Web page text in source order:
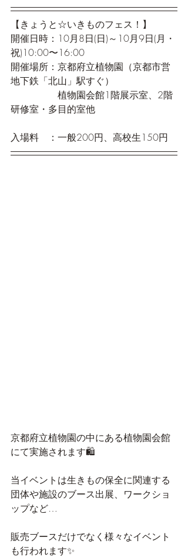
【きょうと☆いきものフェス！】
開催日時：10月8日(日)～10月9日(月・
祝)10:00〜16:00
開催場所：京都府立植物園（京都市営
地下鉄「北山」駅すぐ）
植物園会館1階展示室、2階
研修室・多目的室他
入場料　：一般200円、高校生150円
京都府立植物園の中にある植物園会館
にて実施されます🛍
当イベントは生きもの保全に関連する
団体や施設のブース出展、ワークショ
ップなど…
販売ブースだけでなく様々なイベント
も行われます✨